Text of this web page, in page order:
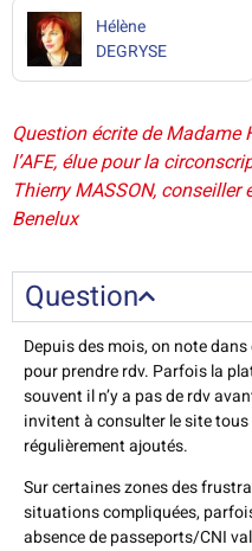
Hélène
DEGRYSE
Question écrite de Madame
l’AFE, élue pour la
Thierry MASSON,
Benelux
Question
Depuis des mois, on note
pour prendre rdv. Parfois la
souvent il n’y a pas de rdv
invitent à consulter le site
régulièrement ajoutés.
Sur certaines zones des
situations compliquées,
absence de passeports/CNI